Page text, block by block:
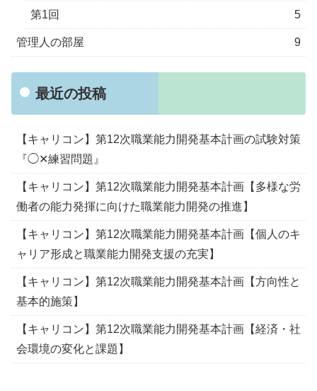
第1回 5
管理人の部屋 9
最近の投稿
【キャリコン】第12次職業能力開発基本計画の試験対策
『◯✕練習問題』
【キャリコン】第12次職業能力開発基本計画【多様な労
働者の能力発揮に向けた職業能力開発の推進】
【キャリコン】第12次職業能力開発基本計画【個人のキ
ャリア形成と職業能力開発支援の充実】
【キャリコン】第12次職業能力開発基本計画【方向性と
基本的施策】
【キャリコン】第12次職業能力開発基本計画【経済・社
会環境の変化と課題】